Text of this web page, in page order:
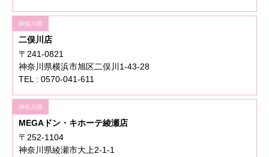
神奈川県
二俣川店
〒241-0821
神奈川県横浜市旭区二俣川1-43-28
TEL : 0570-041-611
神奈川県
MEGAドン・キホーテ綾瀬店
〒252-1104
神奈川県綾瀬市大上2-1-1